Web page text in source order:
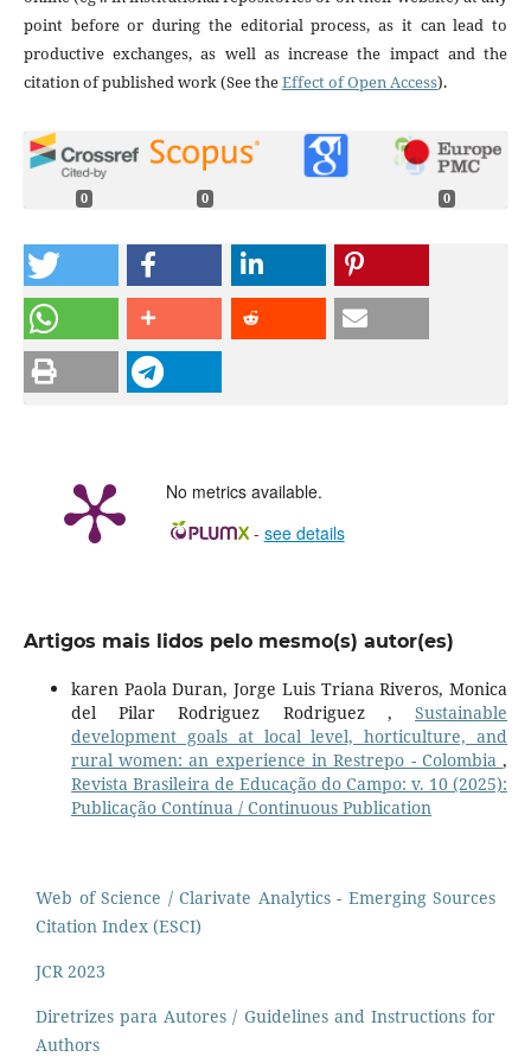
point before or during the editorial process, as it can lead to
productive exchanges, as well as increase the impact and the
citation of published work (See theEffect of Open Access).
0 0 0
No metrics available.
- see details
Artigos mais lidos pelo mesmo(s) autor(es)
karen Paola Duran, Jorge Luis Triana Riveros, Monica
del Pilar Rodriguez Rodriguez ,Sustainable
development goals at local level, horticulture, and
rural women: an experience in Restrepo - Colombia,
Revista Brasileira de Educação do Campo: v. 10 (2025):
Publicação Contínua / Continuous Publication
Web of Science / Clarivate Analytics - Emerging Sources
Citation Index (ESCI)
JCR 2023
Diretrizes para Autores / Guidelines and Instructions for
Authors